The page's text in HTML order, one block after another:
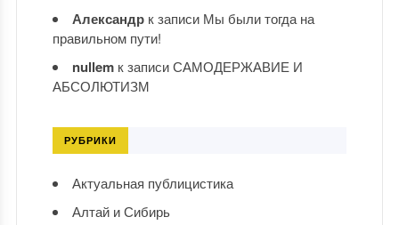
Александрк записи Мы были тогда на
правильном пути!
nullemк записиСАМОДЕРЖАВИЕ И
АБСОЛЮТИЗМ
РУБРИКИ
Актуальная публицистика
Алтай и Сибирь